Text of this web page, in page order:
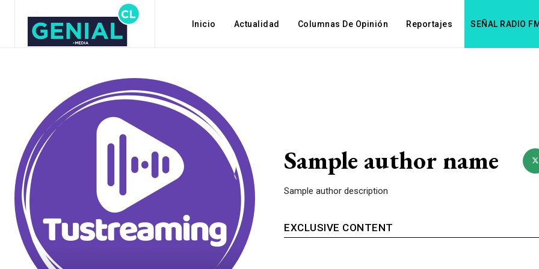
Inicio Actualidad Columnas De Opinión Reportajes SEÑAL RADIO
Sample author name
Sample author description
EXCLUSIVE CONTENT